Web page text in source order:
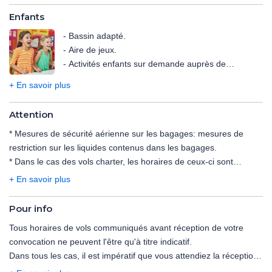
vapeur aromatique, douche sensorielle.
- Sports nautiques non motorisés : kayak et snorkeling (1
heure/jour/client).
live.
À noter : les horaires et le programme sont à consulter
directement sur place.
Enfants
- Bassin adapté.
- Aire de jeux.
- Activités enfants sur demande auprès de
Avec supplément :
réserve de disponibilité).
+ En savoir plus
Attention
* Mesures de sécurité aérienne sur les bagages: mesures de
restriction sur les liquides contenus dans les bagages
* Dans le cas des vols charter, les horaires de ceux-ci sont
déterminés dans les 48 heures précédant le départ. Les vols
dernier jour du voyage étant consacré au transport.
saurait être tenu pour responsable en cas de départ tardif et/ou
de retour matinal le dernier jour. En particulier, le départ pouvant
avoir lieu tard en soirée, la date effective de départ peut être celle
+ En savoir plus
Pour info
Tous horaires de vols communiqués avant réception de votre
convocation ne peuvent l'être qu'à titre indicatif.
Dans tous les cas, il est impératif que vous attendiez la réception
de la convocation comprenant les horaires définitifs avant